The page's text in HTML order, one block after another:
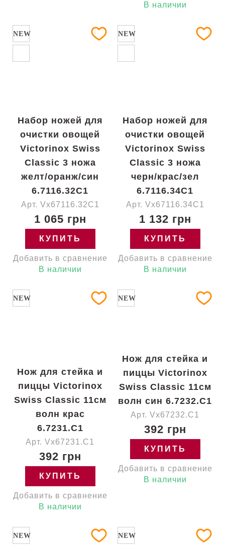
В наличии
NEW
Набор ножей для
очистки овощей
Victorinox Swiss
Classic 3 ножа
желт/оранж/син
6.7116.32C1
Арт. Vx67116.32C1
1 065 грн
КУПИТЬ
Добавить в сравнение
В наличии
NEW
Набор ножей для
очистки овощей
Victorinox Swiss
Classic 3 ножа
черн/крас/зел
6.7116.34C1
Арт. Vx67116.34C1
1 132 грн
КУПИТЬ
Добавить в сравнение
В наличии
NEW
Нож для стейка и
пиццы Victorinox
Swiss Classic 11см
волн крас
6.7231.C1
Арт. Vx67231.C1
392 грн
КУПИТЬ
Добавить в сравнение
В наличии
NEW
Нож для стейка и
пиццы Victorinox
Swiss Classic 11см
волн син 6.7232.C1
Арт. Vx67232.C1
392 грн
КУПИТЬ
Добавить в сравнение
В наличии
NEW NEW